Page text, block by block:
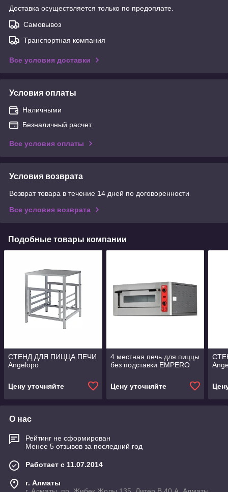
Доставка осуществляется только по предоплате.
Самовывоз
Транспортная компания
Все условия доставки
Условия оплаты
Наличными
Безналичный расчет
Все условия оплаты
Условия возврата
Возврат товара в течение 14 дней по договоренности
Все условия возврата
Подобные товары компании
СТЕНД ДЛЯ ПИЦЦА ПЕЧИ
Angelopo
Цену уточняйте
4 местная печь для пиццы
без подставки EMPERO
Цену уточняйте
О нас
Рейтинг не сформирован
Менее 5 отзывов за последний год
Работает с 11.07.2014
г. Алматы